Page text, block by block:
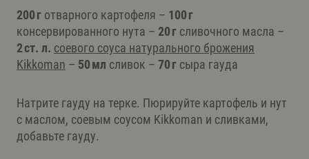
200 г отварного картофеля – 100 г
консервированного нута – 20 г сливочного масла –
2 ст. л. соевого соуса натурального брожения
Kikkoman – 50 мл сливок – 70 г сыра гауда
Натрите гауду на терке. Пюрируйте картофель и нут
с маслом, соевым соусом Kikkoman и сливками,
добавьте гауду.